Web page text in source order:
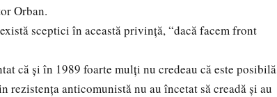
Orban.
sceptici în această privinţă, “dacă facem front
că şi în 1989 foarte mulţi nu credeau că este posibilă
rezistenţa anticomunistă nu au încetat să creadă şi au